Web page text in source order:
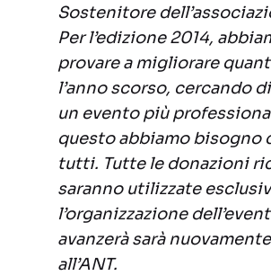
Sostenitore
Per l’edizione 2014,
provare a migliorare
l’anno scorso, cercando
un evento più
questo abbiamo bisogno
tutti. Tutte le donazioni
saranno utilizzate
l’organizzazione
avanzerà sarà
all’ANT.